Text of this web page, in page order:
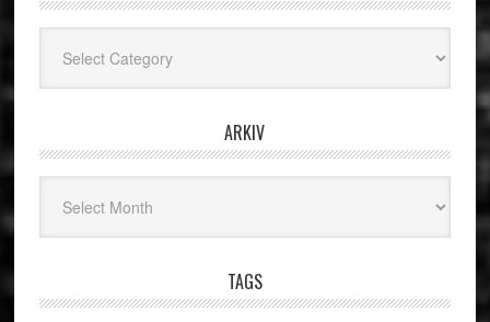
ARKIV
TAGS